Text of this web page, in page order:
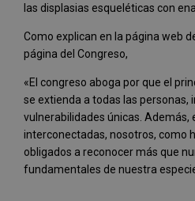
las displasias esqueléticas con
Como explican en la página web
página del Congreso,
«El congreso aboga por que el
se extienda a todas las personas,
vulnerabilidades únicas. Además,
interconectadas, nosotros, como
obligados a reconocer más que
fundamentales de nuestra